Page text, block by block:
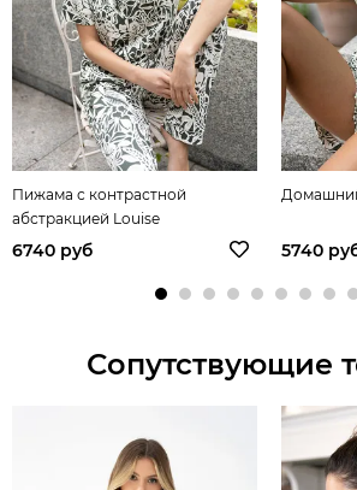
Пижама с контрастной
абстракцией Louise
6740 руб 5740
Сопутствующие